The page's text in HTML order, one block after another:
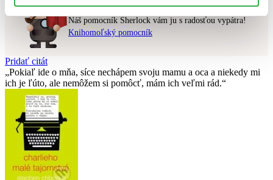
Chcete poradiť knihu?
Náš pomocník Sherlock vám ju s radosťou vypátra!
Knihomoľský pomocník
Pridať citát
Pokiaľ ide o mňa, síce nechápem svoju mamu a oca a niekedy mi
ich je ľúto, ale nemôžem si pomôcť, mám ich veľmi rád.